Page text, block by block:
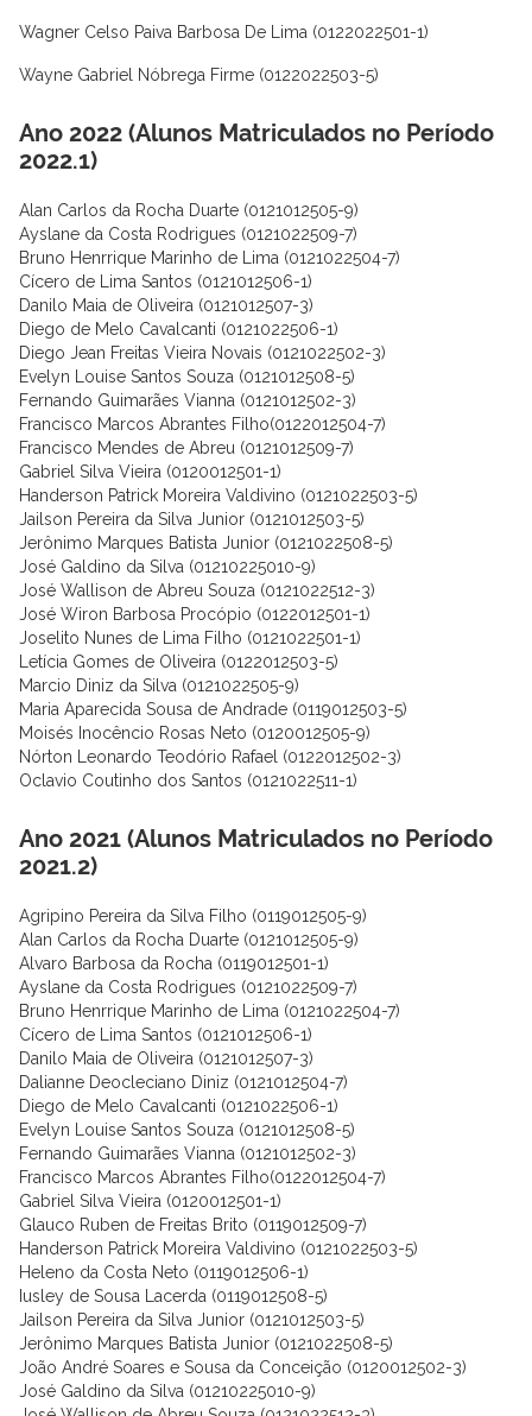
Wagner Celso Paiva Barbosa De Lima (0122022501-1)
Wayne Gabriel Nóbrega Firme (0122022503-5)
Ano 2022 (Alunos Matriculados no Período
2022.1)
Alan Carlos da Rocha Duarte (0121012505-9)
Ayslane da Costa Rodrigues (0121022509-7)
Bruno Henrrique Marinho de Lima (0121022504-7)
Cícero de Lima Santos (0121012506-1)
Danilo Maia de Oliveira (0121012507-3)
Diego de Melo Cavalcanti (0121022506-1)
Diego Jean Freitas Vieira Novais (0121022502-3)
Evelyn Louise Santos Souza (0121012508-5)
Fernando Guimarães Vianna (0121012502-3)
Francisco Marcos Abrantes Filho(0122012504-7)
Francisco Mendes de Abreu (0121012509-7)
Gabriel Silva Vieira (0120012501-1)
Handerson Patrick Moreira Valdivino (0121022503-5)
Jailson Pereira da Silva Junior (0121012503-5)
Jerônimo Marques Batista Junior (0121022508-5)
José Galdino da Silva (01210225010-9)
José Wallison de Abreu Souza (0121022512-3)
José Wiron Barbosa Procópio (0122012501-1)
Joselito Nunes de Lima Filho (0121022501-1)
Letícia Gomes de Oliveira (0122012503-5)
Marcio Diniz da Silva (0121022505-9)
Maria Aparecida Sousa de Andrade (0119012503-5)
Moisés Inocêncio Rosas Neto (0120012505-9)
Nórton Leonardo Teodório Rafael (0122012502-3)
Oclavio Coutinho dos Santos (0121022511-1)
Ano 2021 (Alunos Matriculados no Período
2021.2)
Agripino Pereira da Silva Filho (0119012505-9)
Alan Carlos da Rocha Duarte (0121012505-9)
Alvaro Barbosa da Rocha (0119012501-1)
Ayslane da Costa Rodrigues (0121022509-7)
Bruno Henrrique Marinho de Lima (0121022504-7)
Cícero de Lima Santos (0121012506-1)
Danilo Maia de Oliveira (0121012507-3)
Dalianne Deocleciano Diniz (0121012504-7)
Diego de Melo Cavalcanti (0121022506-1)
Evelyn Louise Santos Souza (0121012508-5)
Fernando Guimarães Vianna (0121012502-3)
Francisco Marcos Abrantes Filho(0122012504-7)
Gabriel Silva Vieira (0120012501-1)
Glauco Ruben de Freitas Brito (0119012509-7)
Handerson Patrick Moreira Valdivino (0121022503-5)
Heleno da Costa Neto (0119012506-1)
Iusley de Sousa Lacerda (0119012508-5)
Jailson Pereira da Silva Junior (0121012503-5)
Jerônimo Marques Batista Junior (0121022508-5)
João André Soares e Sousa da Conceição (0120012502-3)
José Galdino da Silva (01210225010-9)